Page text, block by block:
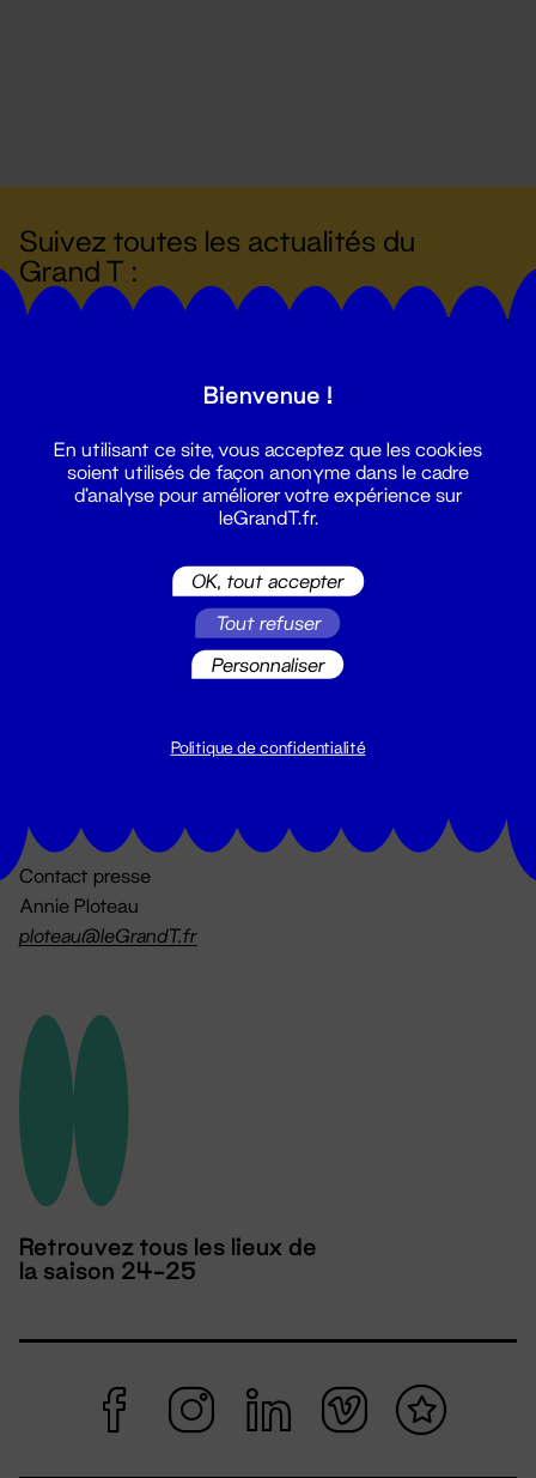
Suivez toutes les actualités du
Grand T :
billetterie@leGrandT.fr
Du lundi au vendredi 14h → 18h
Contact presse
Annie Ploteau
ploteau@leGrandT.fr
Retrouvez tous les lieux de
la saison 24-25
Bienvenue !
En utilisant ce site, vous acceptez que les cookies
soient utilisés de façon anonyme dans le cadre
d'analyse pour améliorer votre expérience sur
leGrandT.fr.
OK, tout accepter
Tout refuser
Personnaliser
Politique de confidentialité